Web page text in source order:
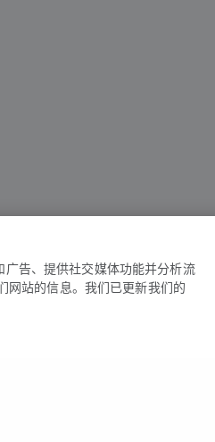
告、提供社交媒体功能并分析流
网站的信息。我们已更新我们的